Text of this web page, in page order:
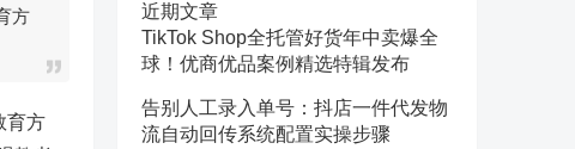
方
育方
近期文章
TikTok Shop全托管好货年中卖爆全
球！优商优品案例精选特辑发布
告别人工录入单号：抖店一件代发物
流自动回传系统配置实操步骤